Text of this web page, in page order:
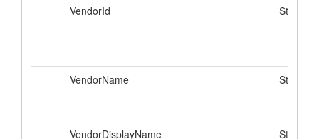
VendorId String
VendorName String
VendorDisplayName String